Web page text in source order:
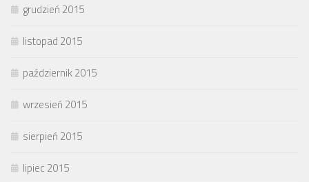
grudzień 2015
listopad 2015
październik 2015
wrzesień 2015
sierpień 2015
lipiec 2015